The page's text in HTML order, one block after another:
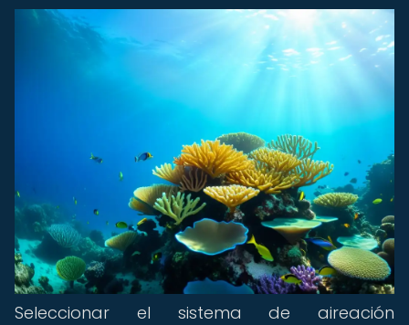
Seleccionar el sistema de aireación